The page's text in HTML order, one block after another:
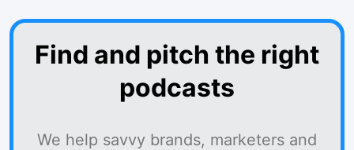
Find and pitch the right
podcasts
We help savvy brands, marketers and